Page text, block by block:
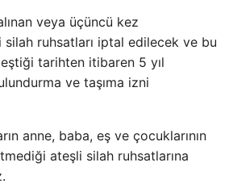
veya üçüncü kez
ruhsatları iptal edilecek ve bu
tarihten itibaren 5 yıl
ve taşıma izni
anne, baba, eş ve çocuklarının
ateşli silah ruhsatlarına